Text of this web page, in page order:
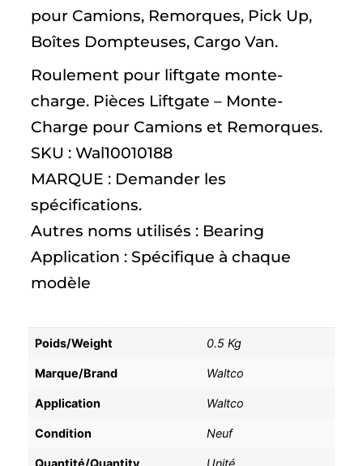
pour Camions, Remorques, Pick Up,
Boîtes Dompteuses, Cargo Van.
Roulement pour liftgate monte-
charge. Pièces Liftgate – Monte-
Charge pour Camions et Remorques.
SKU : Wal10010188
MARQUE : Demander les
spécifications.
Autres noms utilisés : Bearing
Application : Spécifique à chaque
modèle
Poids/Weight 0.5 Kg
Marque/Brand Waltco
Application Waltco
Condition Neuf
Quantité/Quantity Unité